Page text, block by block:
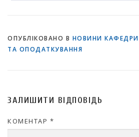
ОПУБЛІКОВАНО В НОВИНИ КАФЕДРИ
ТА ОПОДАТКУВАННЯ
ЗАЛИШИТИ ВІДПОВІДЬ
КОМЕНТАР *